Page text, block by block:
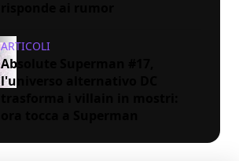
ARTICOLI
Absolute Superman #17,
l'universo alternativo DC